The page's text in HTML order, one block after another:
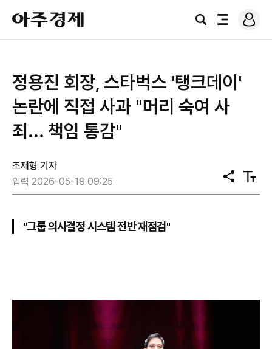
아
주
경
검
전
로
그
정용진 회장, 스타벅스 '탱크데이'
논란에 직접 사과 "머리 숙여 사
죄... 책임 통감"
조재형 기자
입력 2026-05-19 09:25
공
유
텍
스
"그룹 의사결정 시스템 전반 재점검"